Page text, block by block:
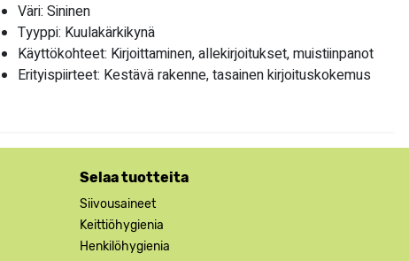
Väri: Sininen
Tyyppi: Kuulakärkikynä
Käyttökohteet: Kirjoittaminen, allekirjoitukset, muistiinpanot
Erityispiirteet: Kestävä rakenne, tasainen kirjoituskokemus
Selaa tuotteita
Siivousaineet
Keittiöhygienia
Henkilöhygienia